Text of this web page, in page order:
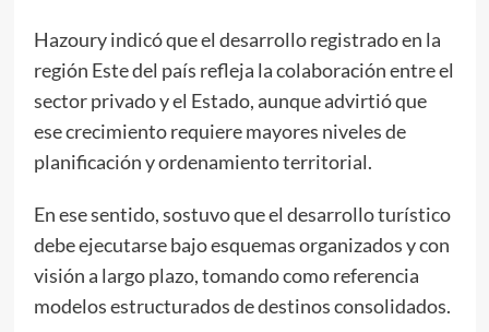
Hazoury indicó que el desarrollo registrado en la
región Este del país refleja la colaboración entre el
sector privado y el Estado, aunque advirtió que
ese crecimiento requiere mayores niveles de
planificación y ordenamiento territorial.
En ese sentido, sostuvo que el desarrollo turístico
debe ejecutarse bajo esquemas organizados y con
visión a largo plazo, tomando como referencia
modelos estructurados de destinos consolidados.